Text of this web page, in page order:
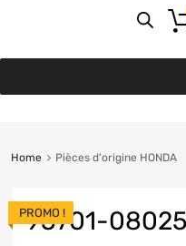
Home Pièces d'origine HONDA
95701-
PROMO !